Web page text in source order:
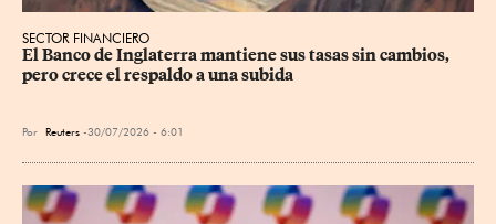
SECTOR FINANCIERO
El Banco de Inglaterra mantiene sus tasas sin cambios,
pero crece el respaldo a una subida
Por Reuters 30/07/2026 - 6:01